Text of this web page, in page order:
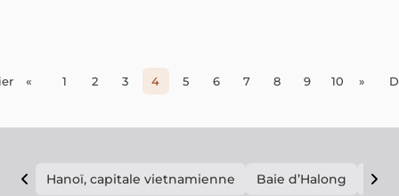
« 1 2 3 4 5 6 7 8 9 10 »
Hanoï, capitale vietnamienne Baie d’Halong E